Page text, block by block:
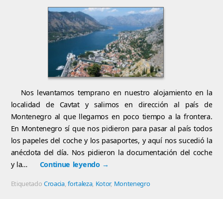
Nos levantamos temprano en nuestro alojamiento en la
localidad de Cavtat y salimos en dirección al país de
Montenegro al que llegamos en poco tiempo a la frontera.
En Montenegro sí que nos pidieron para pasar al país todos
los papeles del coche y los pasaportes, y aquí nos sucedió la
anécdota del día. Nos pidieron la documentación del coche
y la…
Continue leyendo →
EtiquetadoCroacia,fortaleza, Kotor, Montenegro